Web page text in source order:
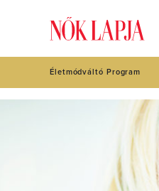
Életmódváltó Program